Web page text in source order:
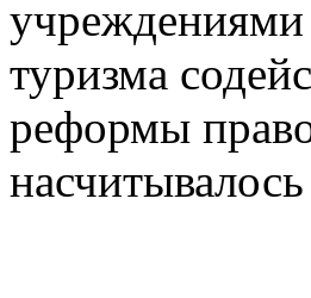
учреждениями
туризма
реформы